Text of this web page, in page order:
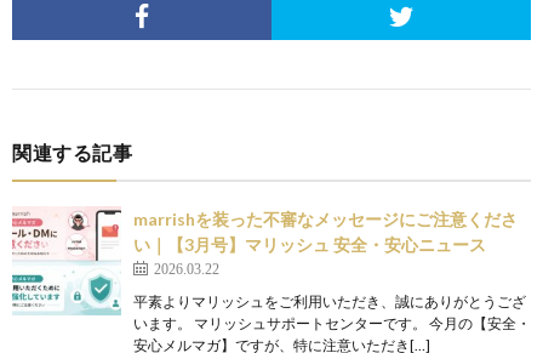
関連する記事
marrishを装った不審なメッセージにご注意くださ
い｜【3月号】マリッシュ 安全・安心ニュース
2026.03.22
平素よりマリッシュをご利用いただき、誠にありがとうござ
います。 マリッシュサポートセンターです。 今月の【安全・
安心メルマガ】ですが、特に注意いただき[…]